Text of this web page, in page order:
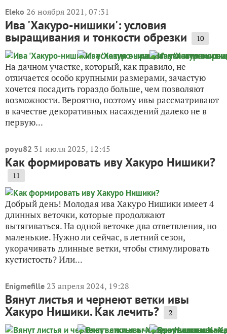
Eleko 26 ноября 2021, 07:31
Ива 'Хакуро-нишики': условия
выращивания и тонкости обрезки 10
На дачном участке, который, как правило, не
отличается особо крупными размерами, зачастую
хочется посадить гораздо больше, чем позволяют
возможности. Вероятно, поэтому ивы рассматривают
в качестве декоративных насаждений далеко не в
первую...
poyu82 31 июля 2025, 12:45
Как формировать иву Хакуро Нишики?
11
Добрый день! Молодая ива Хакуро Нишики имеет 4
длинных веточки, которые продолжают
вытягиваться. На одной веточке два ответвления, но
маленькие. Нужно ли сейчас, в летний сезон,
укорачивать длинные ветки, чтобы стимулировать
кустистость? Или...
Enigmefille 23 апреля 2024, 19:28
Вянут листья и чернеют ветки ивы
Хакуро Нишики. Как лечить? 2